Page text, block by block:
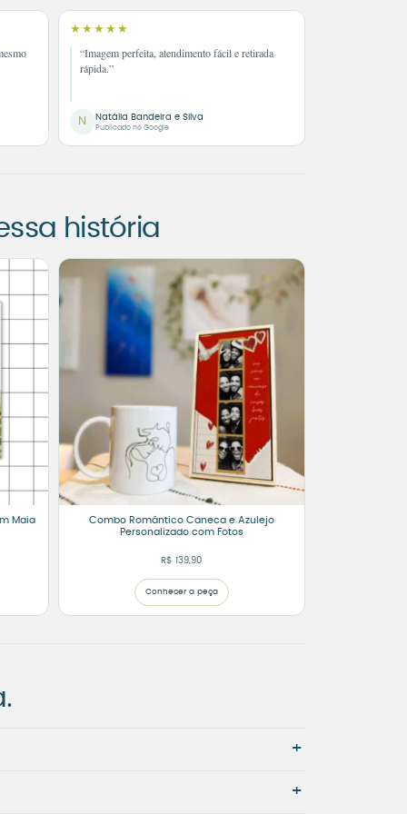
★★★★★
“Imagem perfeita, atendimento fácil e retirada
rápida.”
N Natália Bandeira e Silva
Publicado no Google
história
Maia
Combo Romântico Caneca e Azulejo
Personalizado com Fotos
R$ 139,90
Conhecer a peça
+
+